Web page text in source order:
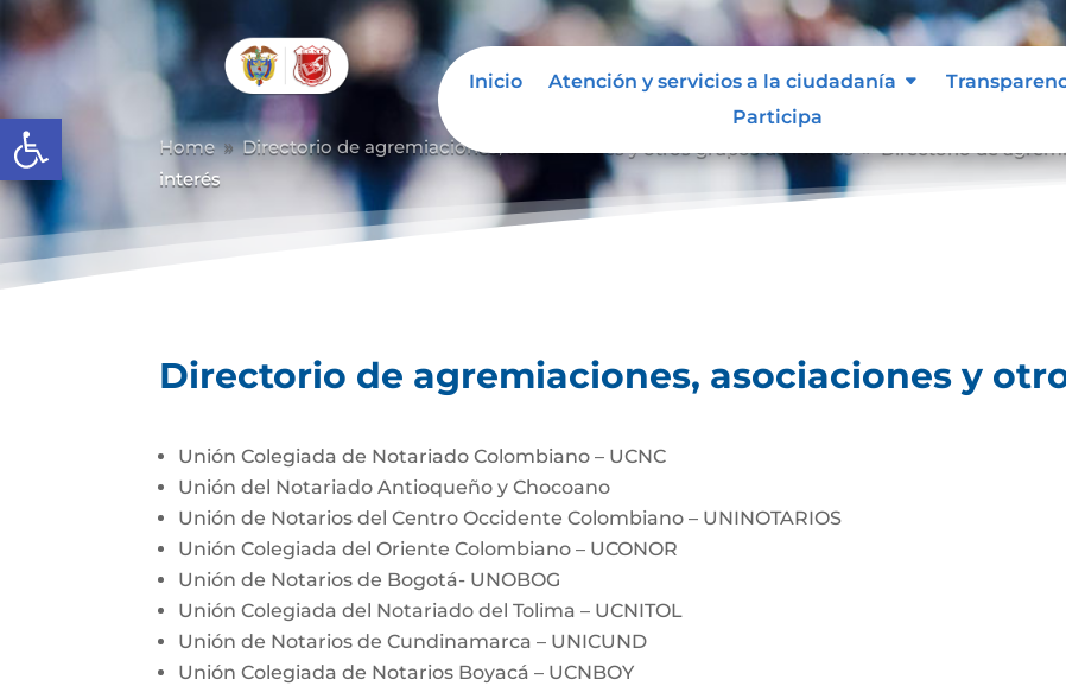
Abrir barra de herramientas
Inicio Atención y servicios a la ciudadanía
Participa
Home 9 Directorio de agremiaciones, asociaciones y otros grupos de interés
Directorio de
interés
Directorio de agremiaciones, asociaciones y
Unión Colegiada de Notariado Colombiano – UCNC
Unión del Notariado Antioqueño y Chocoano
Unión de Notarios del Centro Occidente Colombiano – UNINOTARIOS
Unión Colegiada del Oriente Colombiano – UCONOR
Unión de Notarios de Bogotá- UNOBOG
Unión Colegiada del Notariado del Tolima – UCNITOL
Unión de Notarios de Cundinamarca – UNICUND
Unión Colegiada de Notarios Boyacá – UCNBOY